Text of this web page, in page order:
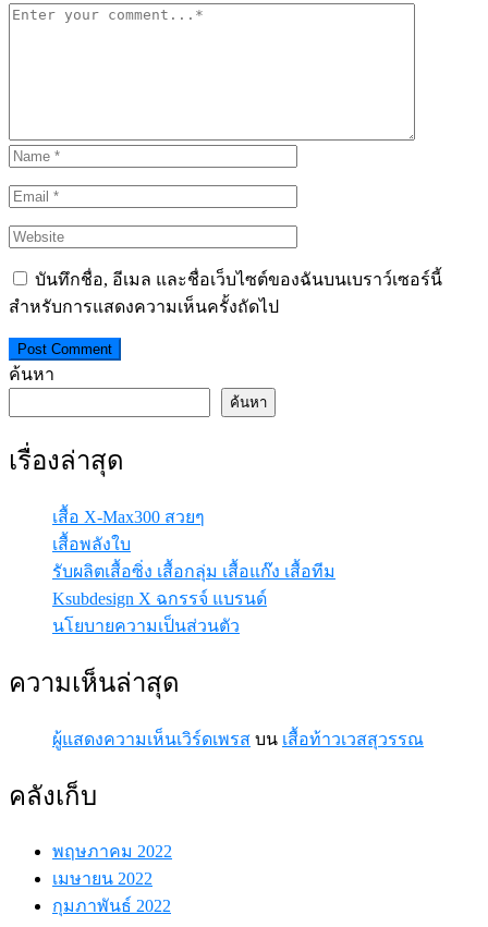
บันทึกชื่อ, อีเมล และชื่อเว็บไซต์ของฉันบนเบราว์เซอร์นี้
สำหรับการแสดงความเห็นครั้งถัดไป
ค้นหา
ค้นหา
เรื่องล่าสุด
เสื้อ X-Max300 สวยๆ
เสื้อพลังใบ
รับผลิตเสื้อซิ่ง เสื้อกลุ่ม เสื้อแก๊ง เสื้อทีม
Ksubdesign X ฉกรรจ์ แบรนด์
นโยบายความเป็นส่วนตัว
ความเห็นล่าสุด
ผู้แสดงความเห็นเวิร์ดเพรส บน เสื้อท้าวเวสสุวรรณ
คลังเก็บ
พฤษภาคม 2022
เมษายน 2022
กุมภาพันธ์ 2022